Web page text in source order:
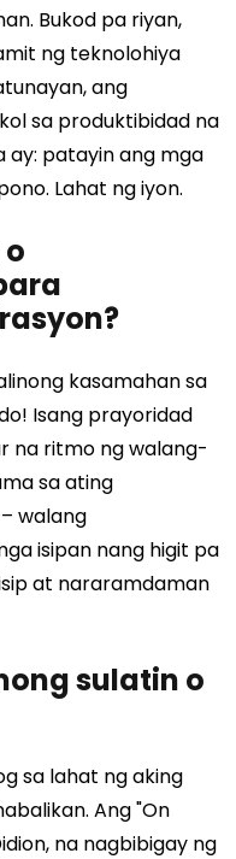
Bukod pa riyan,
ng teknolohiya
ang
sa produktibidad na
ay: patayin ang mga
Lahat ng iyon.
kasamahan sa
Isang prayoridad
na ritmo ng walang-
sa ating
walang
isipan nang higit pa
at nararamdaman
sulatin o
sa lahat ng aking
Ang "On
na nagbibigay ng